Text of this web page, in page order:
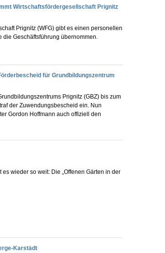
Wirtschaftsfördergesellschaft Prignitz
Prignitz (WFG) gibt es einen personellen
die Geschäftsführung übernommen.
für Grundbildungszentrum
Prignitz (GBZ) bis zum
der Zuwendungsbescheid ein. Nun
Gordon Hoffmann auch offiziell den
wieder so weit: Die „Offenen Gärten in der
Karstädt